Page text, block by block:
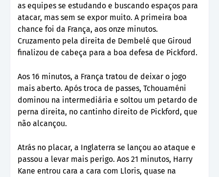
as equipes se estudando e buscando espaços para
atacar, mas sem se expor muito. A primeira boa
chance foi da França, aos onze minutos.
Cruzamento pela direita de Dembelé que Giroud
finalizou de cabeça para a boa defesa de Pickford.
Aos 16 minutos, a França tratou de deixar o jogo
mais aberto. Após troca de passes, Tchouaméni
dominou na intermediária e soltou um petardo de
perna direita, no cantinho direito de Pickford, que
não alcançou.
Atrás no placar, a Inglaterra se lançou ao ataque e
passou a levar mais perigo. Aos 21 minutos, Harry
Kane entrou cara a cara com Lloris, quase na